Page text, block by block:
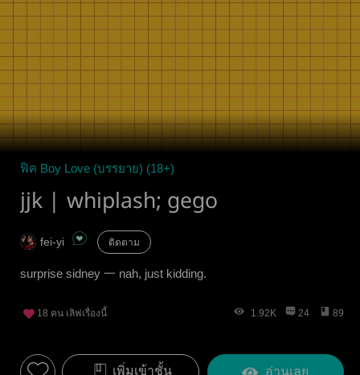
ฟิค Boy Love (บรรยาย) (18+)
jjk | whiplash; gego
fei-yi ติดตาม
surprise sidney 一 nah, just kidding.
18 คน เลิฟเรื่องนี้ 1.92K 24 89
เพิ่มเข้าชั้น อ่านเลย